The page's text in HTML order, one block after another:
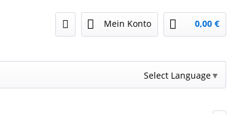
Mein Konto 0,00 €
Select Language▼